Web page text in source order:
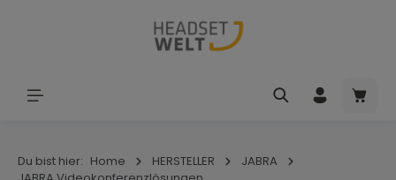
Zum Hauptinhalt springen
Du bist hier: Home HERSTELLER
JABRA